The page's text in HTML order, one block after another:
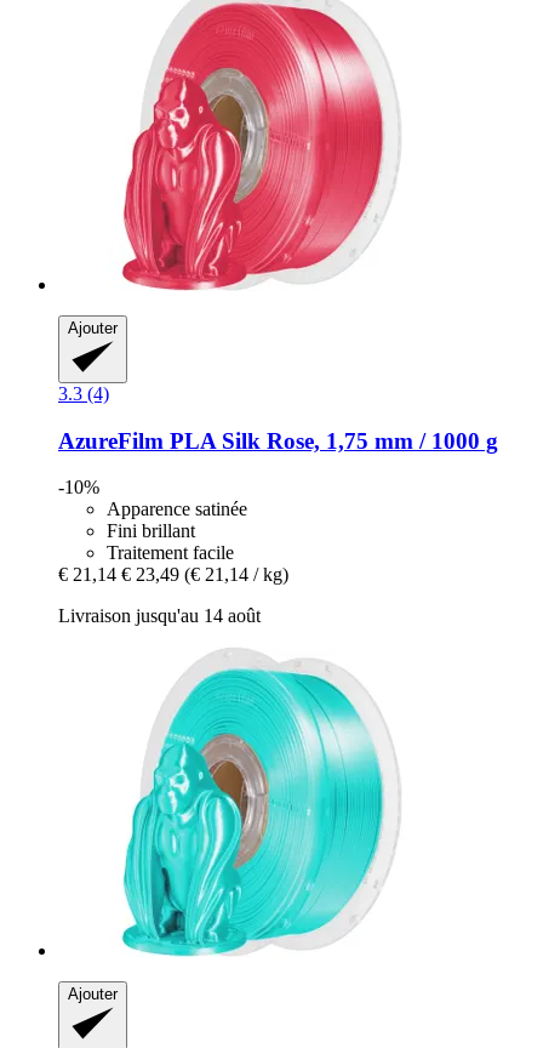
Ajouter
3.3 (4)
AzureFilm PLA Silk Rose, 1,75 mm / 1000 g
-10%
Apparence satinée
Fini brillant
Traitement facile
€ 21,14 € 23,49 (€ 21,14 / kg)
Livraison jusqu'au 14 août
Ajouter